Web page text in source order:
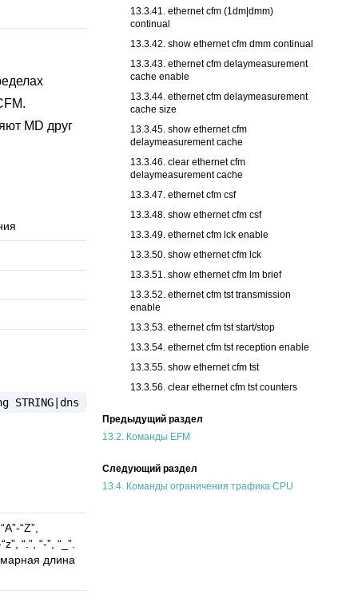
MD друг
STRING|dns
“Z”,
“.”, “-”, “_”.
длина
13.3.41. ethernet cfm (1dm|dmm)
continual
13.3.42. show ethernet cfm dmm continual
13.3.43. ethernet cfm delaymeasurement
cache enable
13.3.44. ethernet cfm delaymeasurement
cache size
13.3.45. show ethernet cfm
delaymeasurement cache
13.3.46. clear ethernet cfm
delaymeasurement cache
13.3.47. ethernet cfm csf
13.3.48. show ethernet cfm csf
13.3.49. ethernet cfm lck enable
13.3.50. show ethernet cfm lck
13.3.51. show ethernet cfm lm brief
13.3.52. ethernet cfm tst transmission
enable
13.3.53. ethernet cfm tst start/stop
13.3.54. ethernet cfm tst reception enable
13.3.55. show ethernet cfm tst
13.3.56. clear ethernet cfm tst counters
Предыдущий раздел
13.2. Команды EFM
Следующий раздел
13.4. Команды ограничения трафика CPU